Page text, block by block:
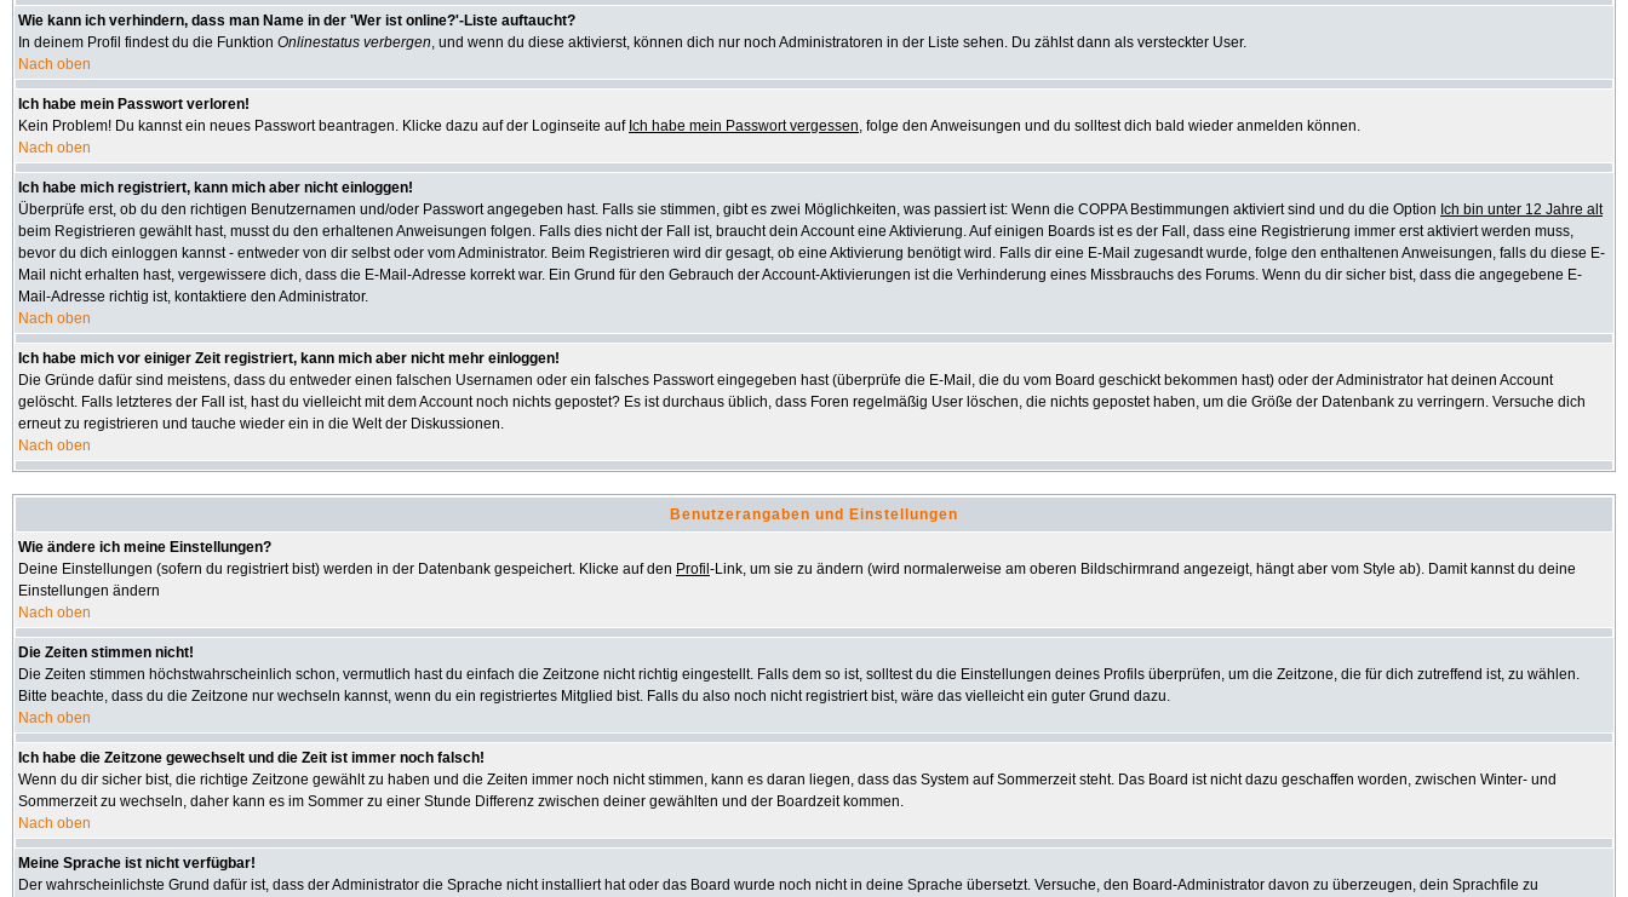
Wie kann ich verhindern, dass man Name in der 'Wer ist online?'-Liste auftaucht?
In deinem Profil findest du die Funktion Onlinestatus verbergen, und wenn du diese aktivierst, können dich nur noch Administratoren in der Liste sehen. Du zählst dann als versteckter User.
Nach oben
Ich habe mein Passwort verloren!
Kein Problem! Du kannst ein neues Passwort beantragen. Klicke dazu auf der Loginseite auf Ich habe mein Passwort vergessen, folge den Anweisungen und du solltest dich bald wieder anmelden können.
Nach oben
Ich habe mich registriert, kann mich aber nicht einloggen!
Überprüfe erst, ob du den richtigen Benutzernamen und/oder Passwort angegeben hast. Falls sie stimmen, gibt es zwei Möglichkeiten, was passiert ist: Wenn die COPPA Bestimmungen aktiviert sind und du die Option Ich bin unter 12 Jahre alt
beim Registrieren gewählt hast, musst du den erhaltenen Anweisungen folgen. Falls dies nicht der Fall ist, braucht dein Account eine Aktivierung. Auf einigen Boards ist es der Fall, dass eine Registrierung immer erst aktiviert werden muss,
bevor du dich einloggen kannst - entweder von dir selbst oder vom Administrator. Beim Registrieren wird dir gesagt, ob eine Aktivierung benötigt wird. Falls dir eine E-Mail zugesandt wurde, folge den enthaltenen Anweisungen, falls du diese E-
Mail nicht erhalten hast, vergewissere dich, dass die E-Mail-Adresse korrekt war. Ein Grund für den Gebrauch der Account-Aktivierungen ist die Verhinderung eines Missbrauchs des Forums. Wenn du dir sicher bist, dass die angegebene E-
Mail-Adresse richtig ist, kontaktiere den Administrator.
Nach oben
Ich habe mich vor einiger Zeit registriert, kann mich aber nicht mehr einloggen!
Die Gründe dafür sind meistens, dass du entweder einen falschen Usernamen oder ein falsches Passwort eingegeben hast (überprüfe die E-Mail, die du vom Board geschickt bekommen hast) oder der Administrator hat deinen Account
gelöscht. Falls letzteres der Fall ist, hast du vielleicht mit dem Account noch nichts gepostet? Es ist durchaus üblich, dass Foren regelmäßig User löschen, die nichts gepostet haben, um die Größe der Datenbank zu verringern. Versuche dich
erneut zu registrieren und tauche wieder ein in die Welt der Diskussionen.
Nach oben
Benutzerangaben und Einstellungen
Wie ändere ich meine Einstellungen?
Deine Einstellungen (sofern du registriert bist) werden in der Datenbank gespeichert. Klicke auf den Profil -Link, um sie zu ändern (wird normalerweise am oberen Bildschirmrand angezeigt, hängt aber vom Style ab). Damit kannst du deine
Einstellungen ändern
Nach oben
Die Zeiten stimmen nicht!
Die Zeiten stimmen höchstwahrscheinlich schon, vermutlich hast du einfach die Zeitzone nicht richtig eingestellt. Falls dem so ist, solltest du die Einstellungen deines Profils überprüfen, um die Zeitzone, die für dich zutreffend ist, zu wählen.
Bitte beachte, dass du die Zeitzone nur wechseln kannst, wenn du ein registriertes Mitglied bist. Falls du also noch nicht registriert bist, wäre das vielleicht ein guter Grund dazu.
Nach oben
Ich habe die Zeitzone gewechselt und die Zeit ist immer noch falsch!
Wenn du dir sicher bist, die richtige Zeitzone gewählt zu haben und die Zeiten immer noch nicht stimmen, kann es daran liegen, dass das System auf Sommerzeit steht. Das Board ist nicht dazu geschaffen worden, zwischen Winter- und
Sommerzeit zu wechseln, daher kann es im Sommer zu einer Stunde Differenz zwischen deiner gewählten und der Boardzeit kommen.
Nach oben
Meine Sprache ist nicht verfügbar!
Der wahrscheinlichste Grund dafür ist, dass der Administrator die Sprache nicht installiert hat oder das Board wurde noch nicht in deine Sprache übersetzt. Versuche, den Board-Administrator davon zu überzeugen, dein Sprachfile zu